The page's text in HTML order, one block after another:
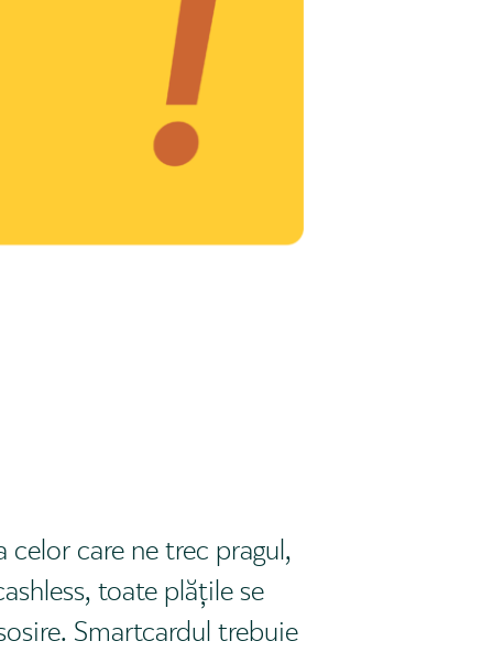
care ne trec pragul,
toate plățile se
Smartcardul trebuie